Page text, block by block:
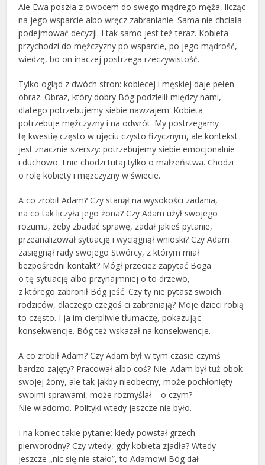
Ale Ewa poszła z owocem do swego mądrego męża, licząc
na jego wsparcie albo wręcz zabranianie. Sama nie chciała
podejmować decyzji. I tak samo jest też teraz. Kobieta
przychodzi do mężczyzny po wsparcie, po jego mądrość,
wiedzę, bo on inaczej postrzega rzeczywistość.
Tylko ogląd z dwóch stron: kobiecej i męskiej daje pełen
obraz. Obraz, który dobry Bóg podzielił między nami,
dlatego potrzebujemy siebie nawzajem. Kobieta
potrzebuje mężczyzny i na odwrót. My postrzegamy
tę kwestię często w ujęciu czysto fizycznym, ale kontekst
jest znacznie szerszy: potrzebujemy siebie emocjonalnie
i duchowo. I nie chodzi tutaj tylko o małżeństwa. Chodzi
o rolę kobiety i mężczyzny w świecie.
A co zrobił Adam? Czy stanął na wysokości zadania,
na co tak liczyła jego żona? Czy Adam użył swojego
rozumu, żeby zbadać sprawę, zadał jakieś pytanie,
przeanalizował sytuację i wyciągnął wnioski? Czy Adam
zasięgnął rady swojego Stwórcy, z którym miał
bezpośredni kontakt? Mógł przecież zapytać Boga
o tę sytuację albo przynajmniej o to drzewo,
z którego zabronił Bóg jeść. Czy ty nie pytasz swoich
rodziców, dlaczego czegoś ci zabraniają? Moje dzieci robią
to często. I ja im cierpliwie tłumaczę, pokazując
konsekwencje. Bóg też wskazał na konsekwencje.
A co zrobił Adam? Czy Adam był w tym czasie czymś
bardzo zajęty? Pracował albo coś? Nie. Adam był tuż obok
swojej żony, ale tak jakby nieobecny, może pochłonięty
swoimi sprawami, może rozmyślał – o czym?
Nie wiadomo. Polityki wtedy jeszcze nie było.
I na koniec takie pytanie: kiedy powstał grzech
pierworodny? Czy wtedy, gdy kobieta zjadła? Wtedy
jeszcze „nic się nie stało”, to Adamowi Bóg dał